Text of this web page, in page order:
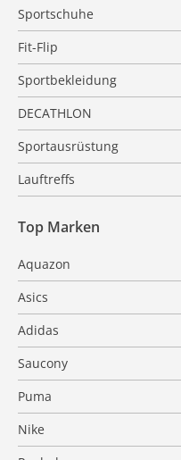
Sportschuhe
Fit-Flip
Sportbekleidung
DECATHLON
Sportausrüstung
Lauftreffs
Top Marken
Aquazon
Asics
Adidas
Saucony
Puma
Nike